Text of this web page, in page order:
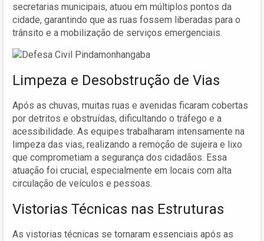
secretarias municipais, atuou em múltiplos pontos da
cidade, garantindo que as ruas fossem liberadas para o
trânsito e a mobilização de serviços emergenciais.
Limpeza e Desobstrução de Vias
Após as chuvas, muitas ruas e avenidas ficaram cobertas
por detritos e obstruídas, dificultando o tráfego e a
acessibilidade. As equipes trabalharam intensamente na
limpeza das vias, realizando a remoção de sujeira e lixo
que comprometiam a segurança dos cidadãos. Essa
atuação foi crucial, especialmente em locais com alta
circulação de veículos e pessoas.
Vistorias Técnicas nas Estruturas
As vistorias técnicas se tornaram essenciais após as